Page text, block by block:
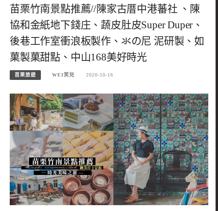
苗栗竹南景點推薦//陳家古厝中港蕃社 、陳
協和金紙地下錢庄、蔬皮肚皮Super Duper、
後巷工作室衝浪板製作、氺の尼 泥研製、如
菓製菓甜點、中山168美好時光
苗栗旅遊 WEI笑兒 2020-10-16